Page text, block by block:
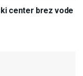
center brez vode